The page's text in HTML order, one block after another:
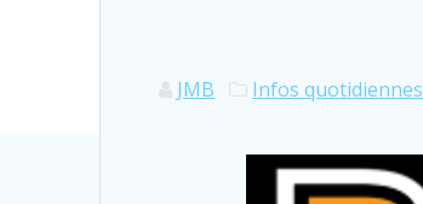
JMB Infos quotidiennes